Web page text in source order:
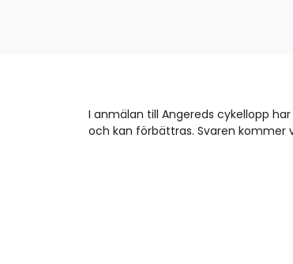
I anmälan till Angereds cykellopp
och kan förbättras. Svaren kommer